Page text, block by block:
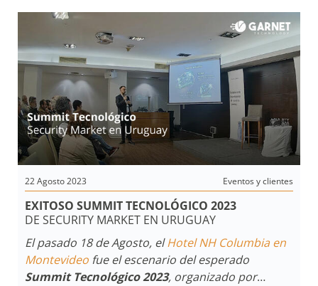
sostenibles y fomentar el famoso "boca a boca"
que radica en la calidad de la instalación, la
atención al clientey el precio justo del paquete
ofrecido. Sin embargo,explorar conceptos de
marketing puede transformar esta ecuación.
Descubre cómo comprender el valor, la
percepción y los precios puede impulsar tu éxito
en el negocio de la seguridad.
22 Agosto 2023 Eventos y clientes
EXITOSO SUMMIT TECNOLÓGICO 2023
DE SECURITY MARKET EN URUGUAY
El pasado 18 de Agosto, elHotel NH Columbia en
Montevideo fue el escenario del esperado
Summit Tecnológico 2023, organizado por